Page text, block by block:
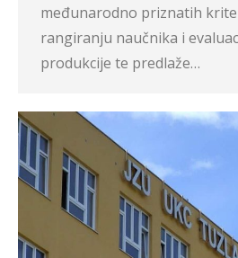
međunarodno priznatih
rangiranju naučnika i
produkcije te predlaže…